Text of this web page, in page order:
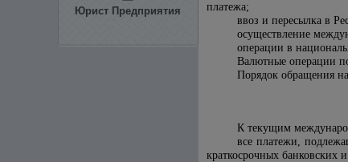
Юрист Предприятия
платежа;
ввоз и пересылка в
осуществление
операции в
Валютные операции
Порядок обращения
К текущим
все платежи,
краткосрочных банковских